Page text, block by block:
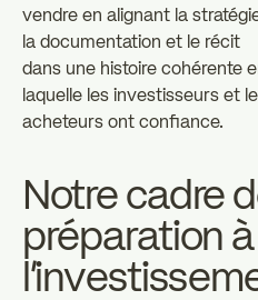
vendre en alignant la
la documentation et le récit
dans une histoire cohérente
laquelle les investisseurs et
acheteurs ont confiance.
Notre cadre
préparation à